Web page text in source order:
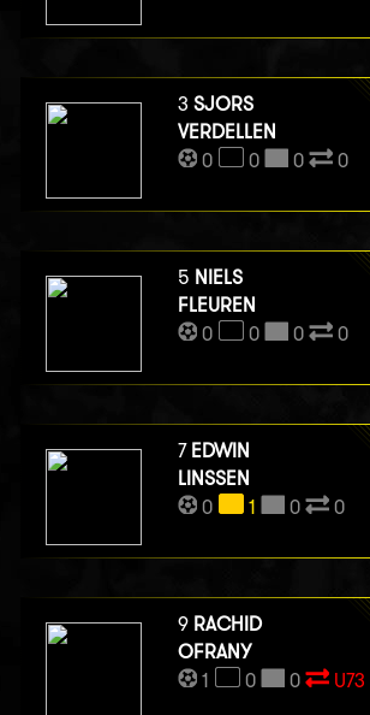
3 SJORS
VERDELLEN
0
0 0 0
5 NIELS
FLEUREN
0
0 0 0
7 EDWIN
LINSSEN
0
1 0 0
9 RACHID
OFRANY
1
0 0 U73